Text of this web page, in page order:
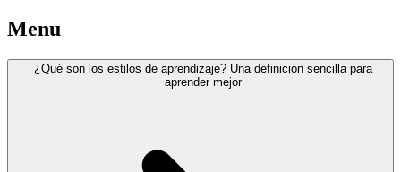
Menu
¿Qué son los estilos de aprendizaje? Una definición sencilla para
aprender mejor